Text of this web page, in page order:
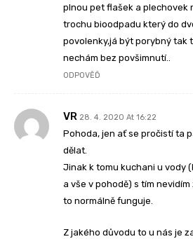
plnou pet flašek a plechovek
trochu bioodpadu který do
povolenky,já být porybný tak
nechám bez povšimnutí..
ODPOVĚĎ
VR 28. 4. 2020 At 16:22
Pohoda, jen ať se pročistí ta
dělat.
Jinak k tomu kuchani u vody
a vše v pohodě) s tím
to normálně funguje.
Z jakého důvodu to u nás je